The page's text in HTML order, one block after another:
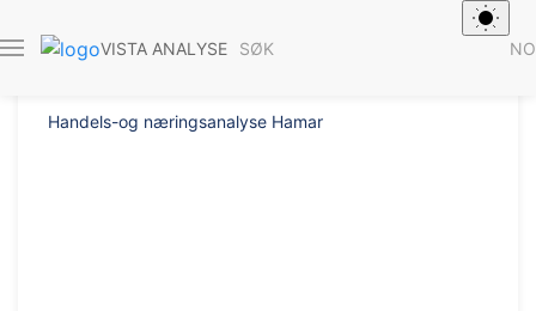
VISTA ANALYSE SØK NO
Handels-og næringsanalyse Hamar